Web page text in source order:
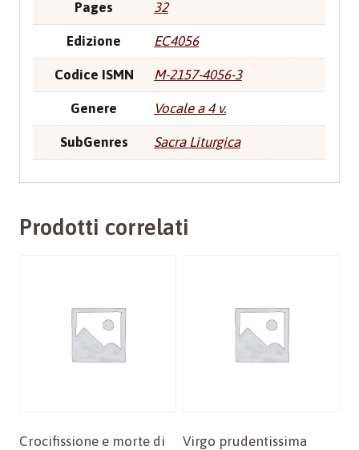
Pages 32
Edizione EC4056
Codice ISMN M-2157-4056-3
Genere Vocale a 4 v.
SubGenres Sacra Liturgica
Prodotti correlati
Crocifissione e morte di
Virgo prudentissima